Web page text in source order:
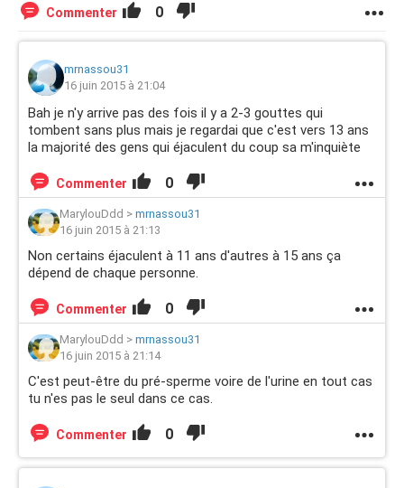
Commenter 0
mrnassou31
16 juin 2015 à 21:04
Bah je n'y arrive pas des fois il y a 2-3 gouttes qui
tombent sans plus mais je regardai que c'est vers 13 ans
la majorité des gens qui éjaculent du coup sa m'inquiète
Commenter 0
MarylouDdd > mrnassou31
16 juin 2015 à 21:13
Non certains éjaculent à 11 ans d'autres à 15 ans ça
dépend de chaque personne.
Commenter 0
MarylouDdd > mrnassou31
16 juin 2015 à 21:14
C'est peut-être du pré-sperme voire de l'urine en tout cas
tu n'es pas le seul dans ce cas.
Commenter 0